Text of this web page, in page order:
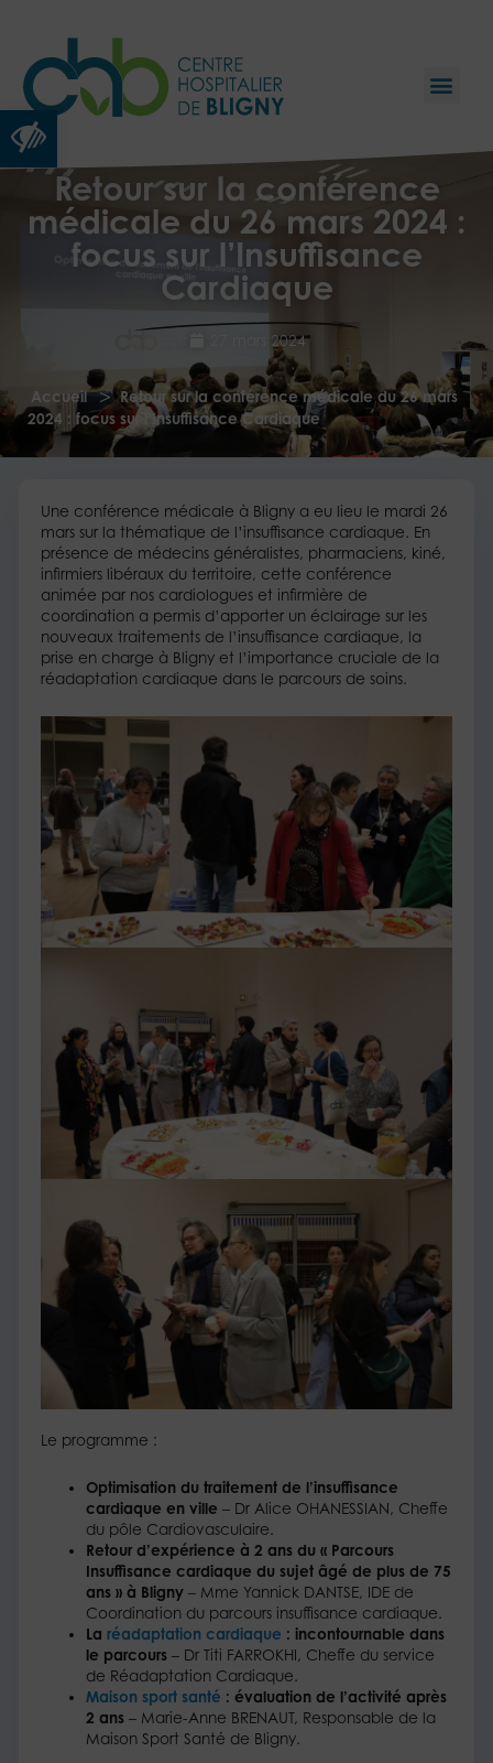
Ouvrir la barre d’outils
Retour sur la conférence
médicale du 26 mars 2024 :
focus sur l’Insuffisance
Cardiaque
27 mars 2024
Accueil > Retour sur la conférence médicale du 26 mars
2024 : focus sur l’Insuffisance Cardiaque
Une conférence médicale à Bligny a eu lieu le mardi 26
mars sur la thématique de l’insuffisance cardiaque. En
présence de médecins généralistes, pharmaciens, kiné,
infirmiers libéraux du territoire, cette conférence
animée par nos cardiologues et infirmière de
coordination a permis d’apporter un éclairage sur les
nouveaux traitements de l’insuffisance cardiaque, la
prise en charge à Bligny et l’importance cruciale de la
réadaptation cardiaque dans le parcours de soins.
Le programme :
Optimisation du traitement de l’insuffisance
cardiaque en ville – Dr Alice OHANESSIAN, Cheffe
du pôle Cardiovasculaire.
Retour d’expérience à 2 ans du « Parcours
Insuffisance cardiaque du sujet âgé de plus de 75
ans » à Bligny – Mme Yannick DANTSE, IDE de
Coordination du parcours insuffisance cardiaque.
Laréadaptation cardiaque : incontournable dans
le parcours– Dr Titi FARROKHI, Cheffe du service
de Réadaptation Cardiaque.
Maison sport santé : évaluation de l’activité après
2 ans – Marie-Anne BRENAUT, Responsable de la
Maison Sport Santé de Bligny.